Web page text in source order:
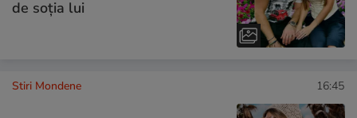
de soția lui
Stiri Mondene 16:45